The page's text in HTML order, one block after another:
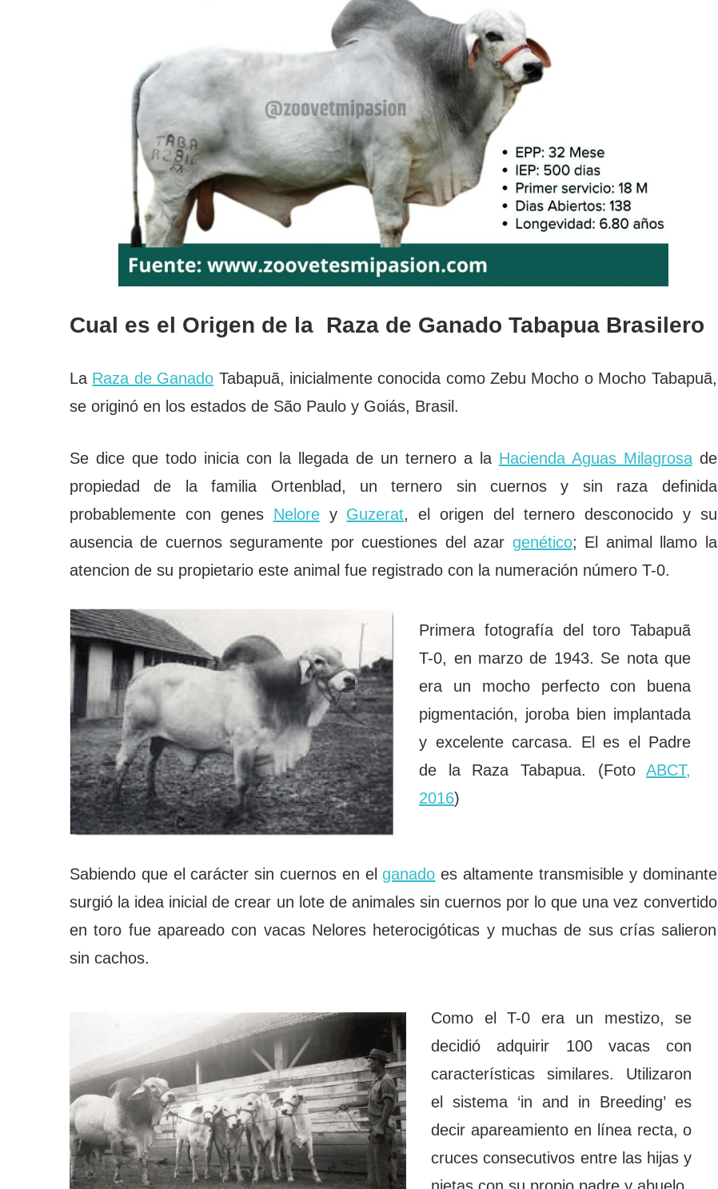
Cual es el Origen de la Raza de Ganado Tabapua Brasilero
La Raza de Ganado Tabapuã, inicialmente conocida como Zebu Mocho o Mocho Tabapuã,
se originó en los estados de São Paulo y Goiás, Brasil.
Se dice que todo inicia con la llegada de un ternero a la Hacienda Aguas Milagrosade
propiedad de la familia Ortenblad, un ternero sin cuernos y sin raza definida
probablemente con genes Nelorey Guzerat, el origen del ternero desconocido y su
ausencia de cuernos seguramente por cuestiones del azar genético; El animal llamo la
atencion de su propietario este animal fue registrado con la numeración número T-0.
Primera fotografía del toro Tabapuã
T-0, en marzo de 1943. Se nota que
era un mocho perfecto con buena
pigmentación, joroba bien implantada
y excelente carcasa. El es el Padre
de la Raza Tabapua. (FotoABCT,
2016)
Sabiendo que el carácter sin cuernos en elganado es altamente transmisible y dominante
surgió la idea inicial de crear un lote de animales sin cuernos por lo que una vez convertido
en toro fue apareado con vacas Nelores heterocigóticas y muchas de sus crías salieron
sin cachos.
Como el T-0 era un mestizo, se
decidió adquirir 100 vacas con
características similares. Utilizaron
el sistema ‘in and in Breeding’ es
decir apareamiento en línea recta, o
cruces consecutivos entre las hijas y
nietas con su propio padre y abuelo.